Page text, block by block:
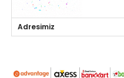
Adresimiz